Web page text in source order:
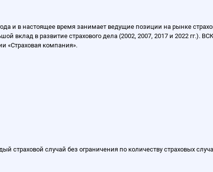
и в настоящее время занимает ведущие позиции на рынке
в развитие страхового дела (2002, 2007, 2017 и 2022 гг.).
«Страховая компания».
случай без ограничения по количеству страховых